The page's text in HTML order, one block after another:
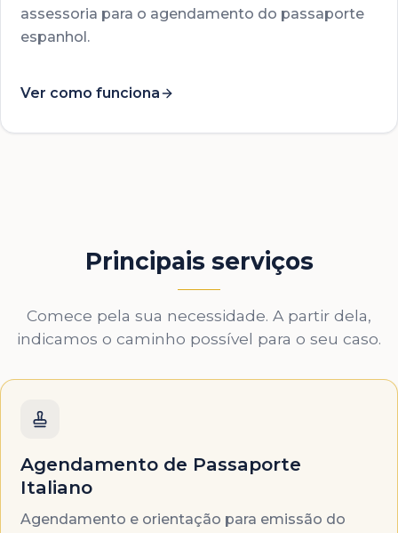
assessoria para o agendamento do passaporte
espanhol.
Ver como funciona
Principais serviços
Comece pela sua necessidade. A partir dela,
indicamos o caminho possível para o seu caso.
Agendamento de Passaporte
Italiano
Agendamento e orientação para emissão do